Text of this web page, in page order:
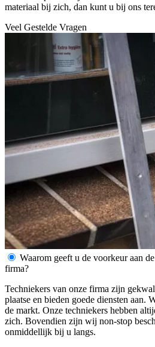
materiaal bij zich, dan kunt u bij ons
Veel Gestelde Vragen
Waarom geeft u de voorkeur aan
firma?
Techniekers van onze firma zijn
plaatse en bieden goede diensten aan.
de markt. Onze techniekers hebben
zich. Bovendien zijn wij non-stop
onmiddellijk bij u langs.